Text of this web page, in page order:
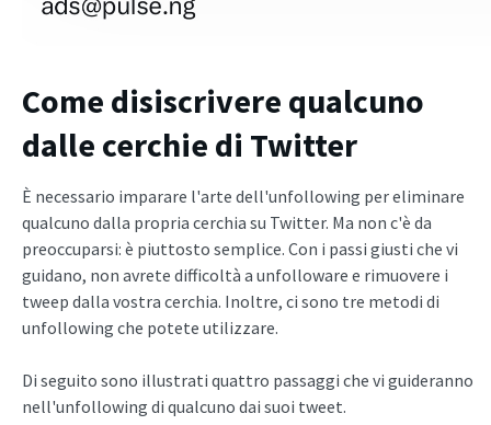
Come disiscrivere qualcuno
dalle cerchie di Twitter
È necessario imparare l'arte dell'unfollowing per eliminare
qualcuno dalla propria cerchia su Twitter. Ma non c'è da
preoccuparsi: è piuttosto semplice. Con i passi giusti che vi
guidano, non avrete difficoltà a unfolloware e rimuovere i
tweep dalla vostra cerchia. Inoltre, ci sono tre metodi di
unfollowing che potete utilizzare.
Di seguito sono illustrati quattro passaggi che vi guideranno
nell'unfollowing di qualcuno dai suoi tweet.